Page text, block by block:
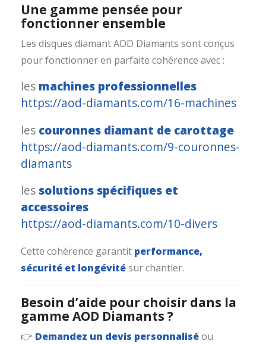
Une gamme pensée pour
fonctionner ensemble
Les disques diamant AOD Diamants sont conçus
pour fonctionner en parfaite cohérence avec :
les machines professionnelles
https://aod-diamants.com/16-machines
les couronnes diamant de carottage
https://aod-diamants.com/9-couronnes-
diamants
les solutions spécifiques et
accessoires
https://aod-diamants.com/10-divers
Cette cohérence garantit performance,
sécurité et longévitésur chantier.
Besoin d’aide pour choisir dans la
gamme AOD Diamants ?
👉 Demandez un devis personnaliséou